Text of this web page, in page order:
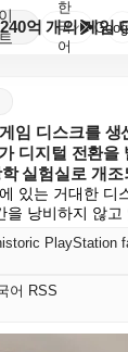
한
국
어
임 디스크를 생
디지털 전환을
실험실로 개
있는 거대한 디
낭비하지 않고
어 RSS